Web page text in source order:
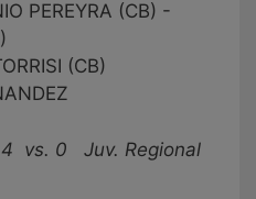
PEREYRA (CB) -
(CB)
4 vs. 0 Juv. Regional